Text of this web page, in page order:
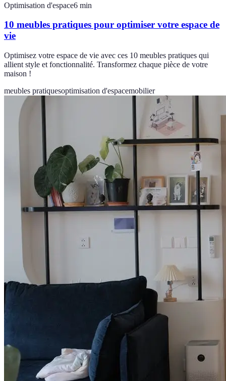
Optimisation d'espace6 min
10 meubles pratiques pour optimiser votre espace de
vie
Optimisez votre espace de vie avec ces 10 meubles pratiques qui
allient style et fonctionnalité. Transformez chaque pièce de votre
maison !
meubles pratiquesoptimisation d'espacemobilier